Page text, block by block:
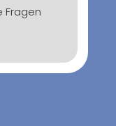
Fragen